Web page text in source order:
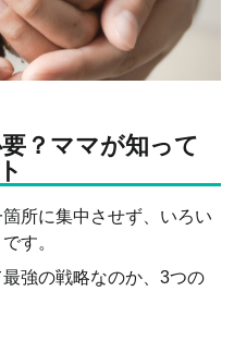
？ママが知って
所に集中させず、いろい
す。
強の戦略なのか、3つの